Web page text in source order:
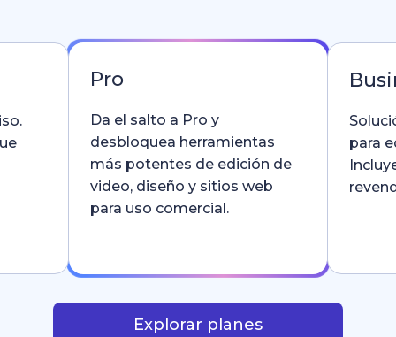
Pro
Da el salto a Pro y
desbloquea herramientas
más potentes de edición de
video, diseño y sitios web
para uso comercial.
para
Explorar planes